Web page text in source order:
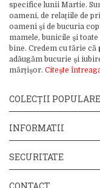
specifice lunii Martie.
oameni, de relațiile de
oameni și de bucuria
mamele, bunicile și
bine. Credem cu tărie că
adăugăm bucurie și
mărțișor. Citește
COLECȚII
INFORMATII
SECURITATE